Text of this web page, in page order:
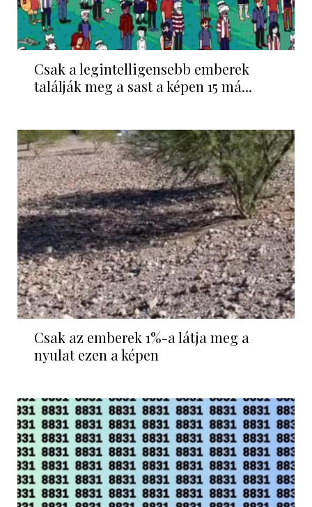
Csak a legintelligensebb emberek
találják meg a sast a képen 15 má...
Csak az emberek 1%-a látja meg a
nyulat ezen a képen